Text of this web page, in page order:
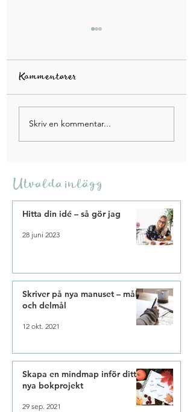
Pauser som ger mer
energi
Kommentarer
Skriv en kommentar...
Utvalda inlägg
Hitta din idé – så gör jag
28 juni 2023
Skriver på nya manuset – mål
och delmål
12 okt. 2021
Skapa en mindmap inför ditt
nya bokprojekt
29 sep. 2021